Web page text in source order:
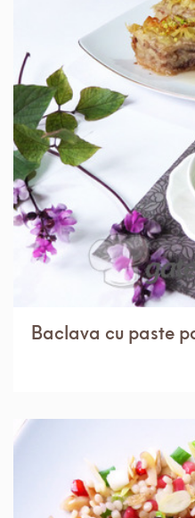
IN 3 ORE.
Baclava cu paste